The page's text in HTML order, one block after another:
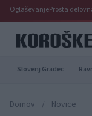
OglaševanjeProsta
Slovenj Gradec
Domov / Novice